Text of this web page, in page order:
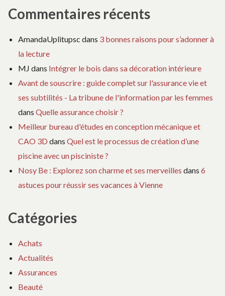
Commentaires récents
AmandaUplitupsc dans 3 bonnes raisons pour s’adonner à
la lecture
MJ dans Intégrer le bois dans sa décoration intérieure
Avant de souscrire : guide complet sur l'assurance vie et
ses subtilités - La tribune de l'information par les femmes
dans Quelle assurance choisir ?
Meilleur bureau d'études en conception mécanique et
CAO 3D dans Quel est le processus de création d’une
piscine avec un pisciniste ?
Nosy Be : Explorez son charme et ses merveilles dans 6
astuces pour réussir ses vacances à Vienne
Catégories
Achats
Actualités
Assurances
Beauté